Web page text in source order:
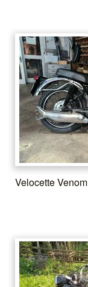
Velocette Venom